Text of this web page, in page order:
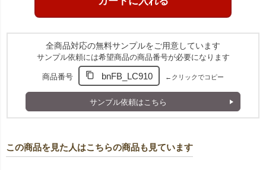
全商品対応の無料サンプルをご用意しています
サンプル依頼には希望商品の商品番号が必要になります
商品番号 bnFB_LC910 ←クリックでコピー
サンプル依頼はこちら
この商品を見た人はこちらの商品も見ています